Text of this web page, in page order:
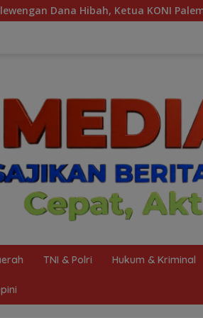
Palembang: Seluruh Sisa
TNI & Polri Hukum & Kriminal